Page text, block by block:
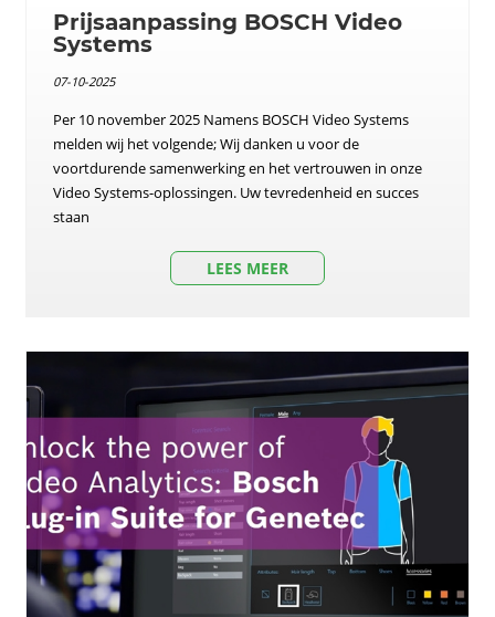
Prijsaanpassing BOSCH Video
Systems
07-10-2025
Per 10 november 2025 Namens BOSCH Video Systems
melden wij het volgende; Wij danken u voor de
voortdurende samenwerking en het vertrouwen in onze
Video Systems-oplossingen. Uw tevredenheid en succes
staan
LEES MEER